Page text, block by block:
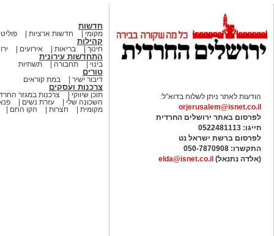
הודעות לאתר ניתן לשלוח בדוא"ל:
orjerusalem@isnet.co.il
לפרסום באתר ירושלים החרדית
חייגו: 0522481113
לפרסום ברשת ישראל נט
התקשרו: 050-7870908
(אלדה נתנאל) elda@isnet.co.il
חדשות
מקומי חדשות ארציות
קהילות
חינוך בריאות אירועים
התחדשות עירונית
בינוי תחבורה תשתיות
טורים
דיבור ישיר במת קוראים
צרכנות ועסקים
תוכן שיווקי
צרכנות במגזר
השכונה שלי
עזרת נשים
מקומית
חצרות הקו החם